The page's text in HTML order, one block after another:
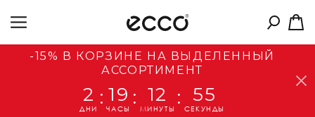
-15% В КОРЗИНЕ НА ВЫДЕЛЕННЫЙ
АССОРТИМЕНТ
2
ДНИ
: 19
ЧАСЫ
: 12
МИНУТЫ
: 54
СЕКУНДЫ